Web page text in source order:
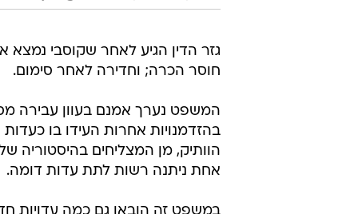
גזר הדין הגיע לאחר שקוסבי
חוסר הכרה; וחדירה לאחר סימום.
המשפט נערך אמנם בעוון עבירה
בהזדמנויות אחרות העידו בו
הוותיק, מן המצליחים
אחת ניתנה רשות לתת עדות דומה.